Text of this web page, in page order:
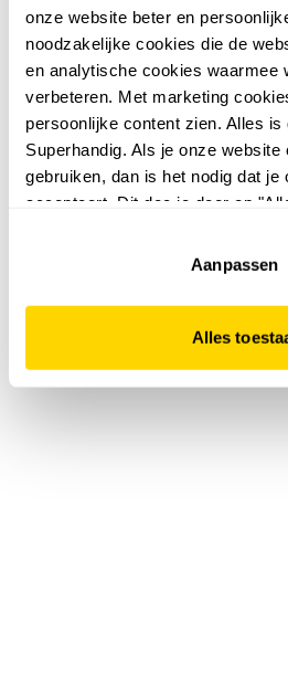
onze website beter en
noodzakelijke cookies die de
en analytische cookies waarmee
verbeteren. Met marketing
persoonlijke content zien. Alles is
Superhandig. Als je onze website
gebruiken, dan is het nodig dat je
accepteert. Dit doe je door op
website niet optimaal functioneert.
Aanpassen
Alles